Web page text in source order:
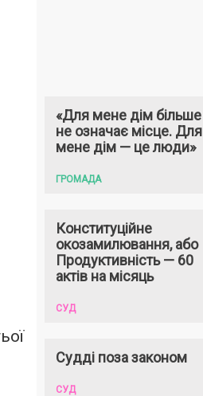
«Для мене дім більше
не означає місце. Для
мене дім — це люди»
ГРОМАДА
Конституційне
окозамилювання, або
Продуктивність — 60
актів на місяць
СУД
Судді поза законом
СУД